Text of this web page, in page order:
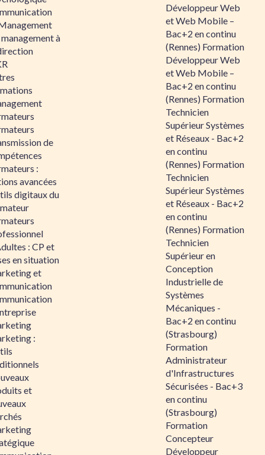
à
de
:
avancées
digitaux du
: CP et
en situation
et
:
et
Développeur Web
et Web Mobile –
Bac+2 en continu
(Rennes) Formation
Développeur Web
et Web Mobile –
Bac+2 en continu
(Rennes) Formation
Technicien
Supérieur Systèmes
et Réseaux - Bac+2
en continu
(Rennes) Formation
Technicien
Supérieur Systèmes
et Réseaux - Bac+2
en continu
(Rennes) Formation
Technicien
Supérieur en
Conception
Industrielle de
Systèmes
Mécaniques -
Bac+2 en continu
(Strasbourg)
Formation
Administrateur
d'Infrastructures
Sécurisées - Bac+3
en continu
(Strasbourg)
Formation
Concepteur
Développeur